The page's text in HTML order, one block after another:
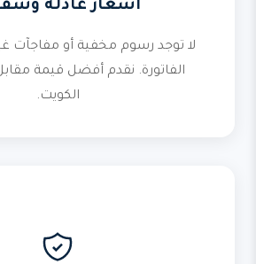
أسعار عادلة
لا توجد رسوم مخفية أو مفاجآت
الفاتورة. نقدم أفضل قيمة
الكويت.